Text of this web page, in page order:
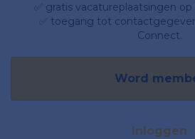
✅ gratis vacatureplaatsingen
✅ toegang tot
Connect.
Word
Inloggen